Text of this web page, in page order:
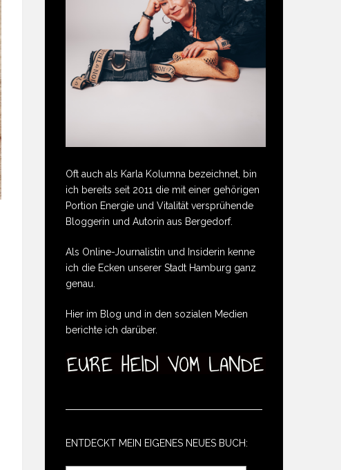
Oft auch als Karla Kolumna bezeichnet, bin
ich bereits seit 2011 die mit einer gehörigen
Portion Energie und Vitalität versprühende
Bloggerin und Autorin aus Bergedorf.
Als Online-Journalistin und Insiderin kenne
ich die Ecken unserer Stadt Hamburg ganz
genau.
Hier im Blog und in den sozialen Medien
berichte ich darüber.
ENTDECKT MEIN EIGENES NEUES BUCH: